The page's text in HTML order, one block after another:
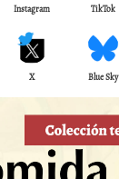
Instagram TikTok
X Blue Sky